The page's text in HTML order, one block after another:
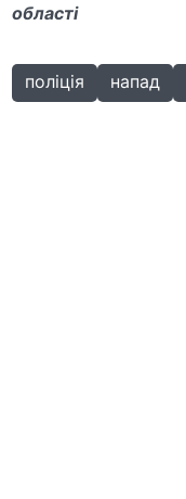
області
поліція напад